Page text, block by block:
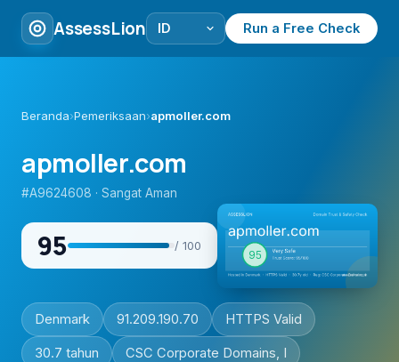
AssessLion Run a Free Check
Beranda›Pemeriksaan›apmoller.com
apmoller.com
#A9624608 · Sangat Aman
95 / 100
Denmark 91.209.190.70 HTTPS Valid
30.7 tahun CSC Corporate Domains, I